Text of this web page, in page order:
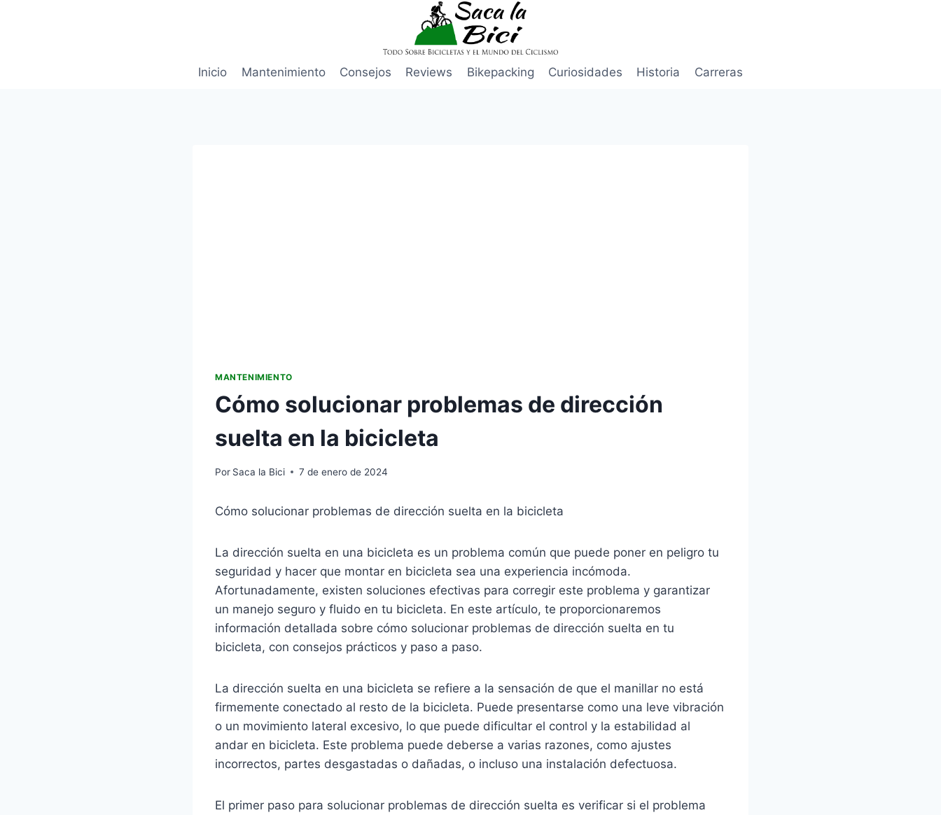
Inicio
Mantenimiento Consejos Reviews Bikepacking Curiosidades Historia Carreras
MANTENIMIENTO
Cómo solucionar problemas de dirección
suelta en la bicicleta
Por Saca la Bici 7 de enero de 2024
Cómo solucionar problemas de dirección suelta en la bicicleta
La dirección suelta en una bicicleta es un problema común que puede poner en peligro tu
seguridad y hacer que montar en bicicleta sea una experiencia incómoda.
Afortunadamente, existen soluciones efectivas para corregir este problema y garantizar
un manejo seguro y fluido en tu bicicleta. En este artículo, te proporcionaremos
información detallada sobre cómo solucionar problemas de dirección suelta en tu
bicicleta, con consejos prácticos y paso a paso.
La dirección suelta en una bicicleta se refiere a la sensación de que el manillar no está
firmemente conectado al resto de la bicicleta. Puede presentarse como una leve vibración
o un movimiento lateral excesivo, lo que puede dificultar el control y la estabilidad al
andar en bicicleta. Este problema puede deberse a varias razones, como ajustes
incorrectos, partes desgastadas o dañadas, o incluso una instalación defectuosa.
El primer paso para solucionar problemas de dirección suelta es verificar si el problema